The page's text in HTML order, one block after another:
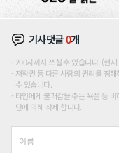
기사댓글0개
200자까지 쓰실 수 있습니다. (현
저작권 등 다른 사람의 권리를 침
수 있습니다.
타인에게 불쾌감을 주는 욕설 등
단에 의해 삭제 합니다.